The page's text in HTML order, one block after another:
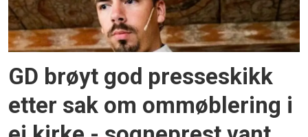
GD brøyt god presseskikk
etter sak om ommøblering i